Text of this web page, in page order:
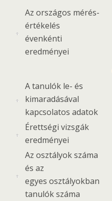
Az országos mérés-
értékelés
évenkénti
eredményei
A tanulók le- és
kimaradásával
kapcsolatos adatok
Érettségi vizsgák
eredményei
Az osztályok száma
és az
egyes osztályokban
tanulók száma